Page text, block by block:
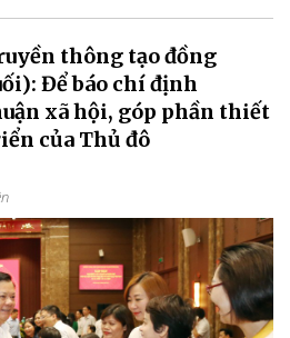
thông tạo đồng
Để báo chí định
xã hội, góp phần thiết
của Thủ đô